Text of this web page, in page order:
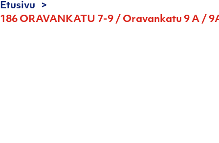
Etusivu
186 ORAVANKATU 7-9 / Oravankatu 9 A /